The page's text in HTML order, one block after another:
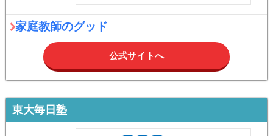
家庭教師のグッド
公式サイトへ
東大毎日塾